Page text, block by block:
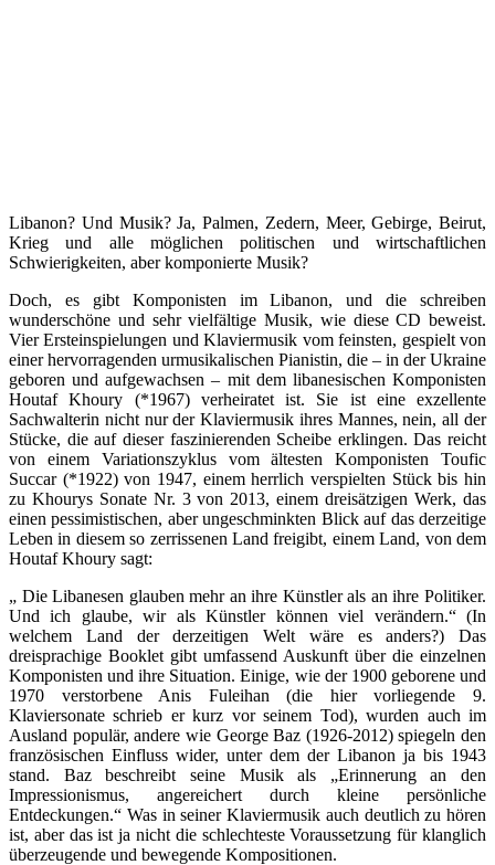
Libanon? Und Musik? Ja, Palmen, Zedern, Meer, Gebirge, Beirut,
Krieg und alle möglichen politischen und wirtschaftlichen
Schwierigkeiten, aber komponierte Musik?
Doch, es gibt Komponisten im Libanon, und die schreiben
wunderschöne und sehr vielfältige Musik, wie diese CD beweist.
Vier Ersteinspielungen und Klaviermusik vom feinsten, gespielt von
einer hervorragenden urmusikalischen Pianistin, die – in der Ukraine
geboren und aufgewachsen – mit dem libanesischen Komponisten
Houtaf Khoury (*1967) verheiratet ist. Sie ist eine exzellente
Sachwalterin nicht nur der Klaviermusik ihres Mannes, nein, all der
Stücke, die auf dieser faszinierenden Scheibe erklingen. Das reicht
von einem Variationszyklus vom ältesten Komponisten Toufic
Succar (*1922) von 1947, einem herrlich verspielten Stück bis hin
zu Khourys Sonate Nr. 3 von 2013, einem dreisätzigen Werk, das
einen pessimistischen, aber ungeschminkten Blick auf das derzeitige
Leben in diesem so zerrissenen Land freigibt, einem Land, von dem
Houtaf Khoury sagt:
„ Die Libanesen glauben mehr an ihre Künstler als an ihre Politiker.
Und ich glaube, wir als Künstler können viel verändern.“ (In
welchem Land der derzeitigen Welt wäre es anders?) Das
dreisprachige Booklet gibt umfassend Auskunft über die einzelnen
Komponisten und ihre Situation. Einige, wie der 1900 geborene und
1970 verstorbene Anis Fuleihan (die hier vorliegende 9.
Klaviersonate schrieb er kurz vor seinem Tod), wurden auch im
Ausland populär, andere wie George Baz (1926-2012) spiegeln den
französischen Einfluss wider, unter dem der Libanon ja bis 1943
stand. Baz beschreibt seine Musik als „Erinnerung an den
Impressionismus, angereichert durch kleine persönliche
Entdeckungen.“ Was in seiner Klaviermusik auch deutlich zu hören
ist, aber das ist ja nicht die schlechteste Voraussetzung für klanglich
überzeugende und bewegende Kompositionen.